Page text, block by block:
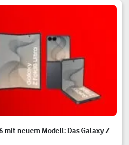
mit neuem Modell: Das Galaxy Z